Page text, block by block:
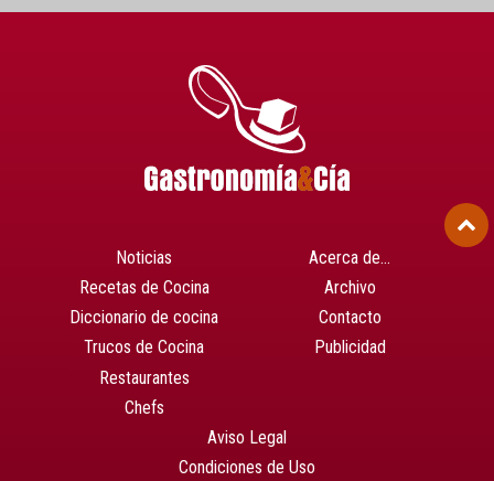
Noticias
Recetas de Cocina
Diccionario de cocina
Trucos de Cocina
Restaurantes
Chefs
Acerca de…
Archivo
Contacto
Publicidad
Aviso Legal
Condiciones de Uso